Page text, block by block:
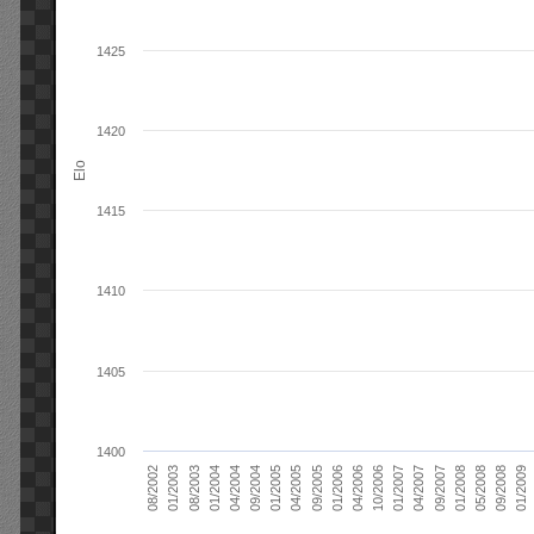
Elo
08/2002 01/2003 08/2003 01/2004 04/2004 09/2004 01/2005 04/2005 09/2005 01/2006 04/2006 10/2006 01/2007 04/2007 09/2007 01/2008 05/2008 09/2008 01/2009
1400
1405
1410
1415
1420
1425